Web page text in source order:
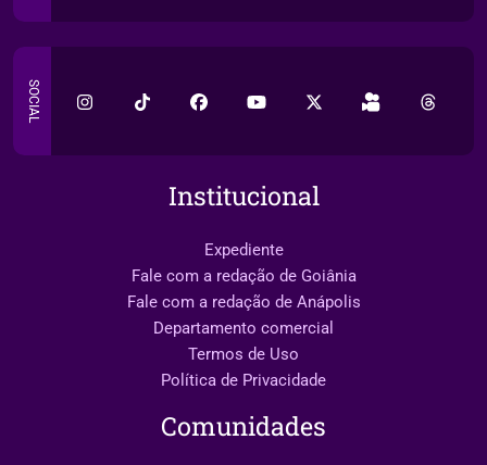
SOCIAL
Institucional
Expediente
Fale com a redação de Goiânia
Fale com a redação de Anápolis
Departamento comercial
Termos de Uso
Política de Privacidade
Comunidades